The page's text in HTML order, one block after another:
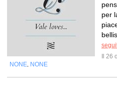
per
Il 26
NONE NONE